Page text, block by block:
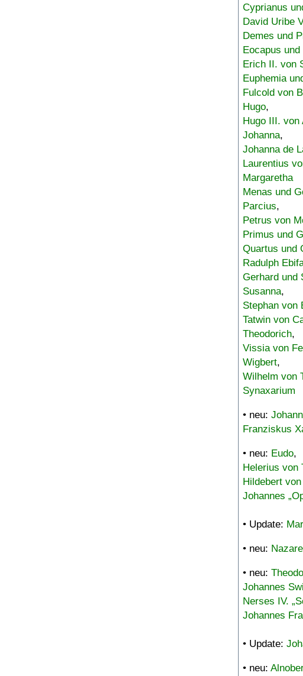
Cyprianus
David Uribe
Demes und
Eocapus
Erich II. von
Euphemia
Fulcold von
Hugo,
Hugo III. von
Johanna,
Johanna de
Laurentius
Margaretha
Menas und
Parcius,
Petrus von
Primus und
Quartus und
Radulph
Gerhard und
Susanna,
Stephan von
Tatwin von
Theodorich,
Vissia von
Wigbert,
Wilhelm von
Synaxarium
• neu:
Franziskus
• neu: Eudo,
Helerius von
Hildebert
Johannes
• Update:
• neu:
• neu:
Johannes
Nerses IV.
Johannes
• Update:
• neu: